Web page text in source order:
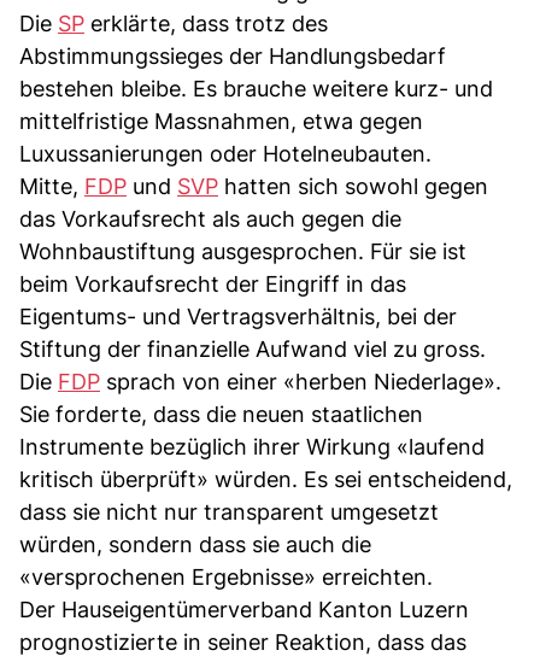
Die SP erklärte, dass trotz des
Abstimmungssieges der Handlungsbedarf
bestehen bleibe. Es brauche weitere kurz- und
mittelfristige Massnahmen, etwa gegen
Luxussanierungen oder Hotelneubauten.
Mitte, FDP und SVP hatten sich sowohl gegen
das Vorkaufsrecht als auch gegen die
Wohnbaustiftung ausgesprochen. Für sie ist
beim Vorkaufsrecht der Eingriff in das
Eigentums- und Vertragsverhältnis, bei der
Stiftung der finanzielle Aufwand viel zu gross.
Die FDP sprach von einer «herben Niederlage».
Sie forderte, dass die neuen staatlichen
Instrumente bezüglich ihrer Wirkung «laufend
kritisch überprüft» würden. Es sei entscheidend,
dass sie nicht nur transparent umgesetzt
würden, sondern dass sie auch die
«versprochenen Ergebnisse» erreichten.
Der Hauseigentümerverband Kanton Luzern
prognostizierte in seiner Reaktion, dass das